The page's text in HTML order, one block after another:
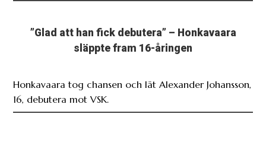
”Glad att han fick debutera” – Honkavaara
släppte fram 16-åringen
Honkavaara tog chansen och lät Alexander Johansson,
16, debutera mot VSK.